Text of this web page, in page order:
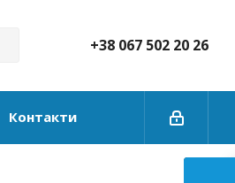
+38 067 502 20 26
Контакти